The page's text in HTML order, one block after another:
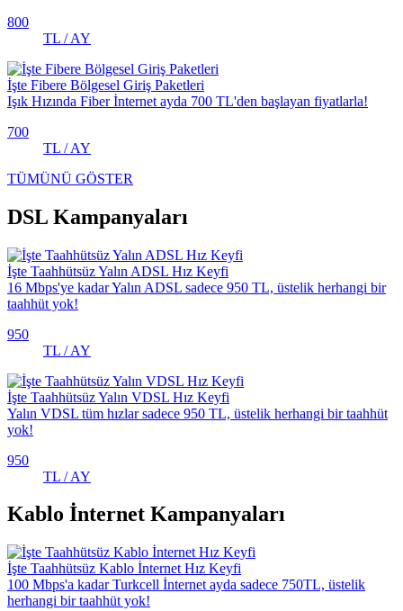
800
TL / AY
İşte Fibere Bölgesel Giriş Paketleri
Işık Hızında Fiber İnternet ayda 700 TL'den başlayan fiyatlarla!
700
TL / AY
TÜMÜNÜ GÖSTER
DSL Kampanyaları
İşte Taahhütsüz Yalın ADSL Hız Keyfi
16 Mbps'ye kadar Yalın ADSL sadece 950 TL, üstelik herhangi bir
taahhüt yok!
950
TL / AY
İşte Taahhütsüz Yalın VDSL Hız Keyfi
Yalın VDSL tüm hızlar sadece 950 TL, üstelik herhangi bir taahhüt
yok!
950
TL / AY
Kablo İnternet Kampanyaları
İşte Taahhütsüz Kablo İnternet Hız Keyfi
100 Mbps'a kadar Turkcell İnternet ayda sadece 750TL, üstelik
herhangi bir taahhüt yok!